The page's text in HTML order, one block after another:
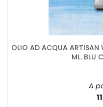
OLIO AD ACQUA ARTISAN
ML. BLU
A